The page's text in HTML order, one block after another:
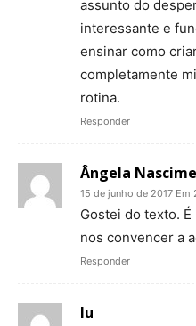
assunto do
interessante e
ensinar como
completamente
rotina.
Responder
Ângela
15 de junho de 2017 Em
Gostei do texto.
nos convencer a
Responder
lu